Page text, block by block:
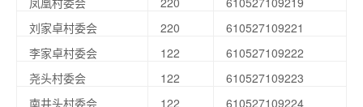
刘家卓村委会
220
610527109221
李家卓村委会
122
610527109222
尧头村委会
122
610527109223
南井头村委会
122 610527109224